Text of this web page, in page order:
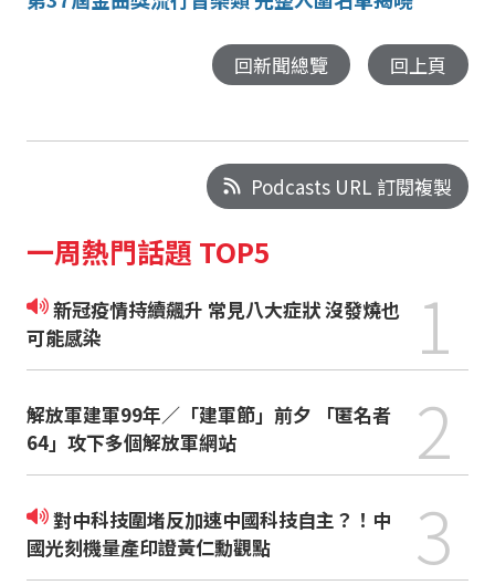
回新聞總覽 回上頁
Podcasts URL 訂閱複製
一周熱門話題 TOP5
新冠疫情持續飆升 常見八大症狀 沒發燒也
可能感染
1
解放軍建軍99年／「建軍節」前夕 「匿名者
64」攻下多個解放軍網站
2
對中科技圍堵反加速中國科技自主？！中
國光刻機量產印證黃仁勳觀點
3